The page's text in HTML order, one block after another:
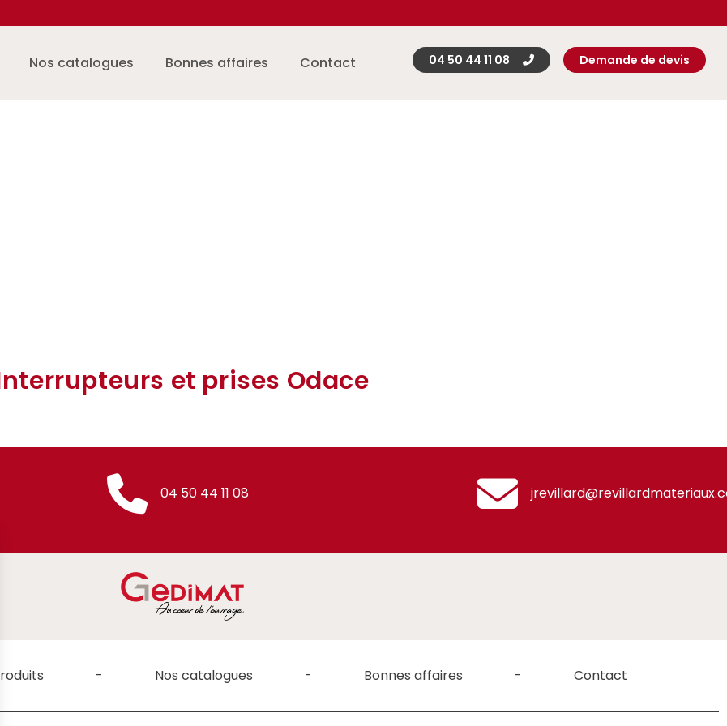
Nos catalogues Bonnes affaires Contact 04 50 44 11 08 Demande de devis
et prises Odace
04 50 44 11 08
Nos catalogues Bonnes affaires Contact